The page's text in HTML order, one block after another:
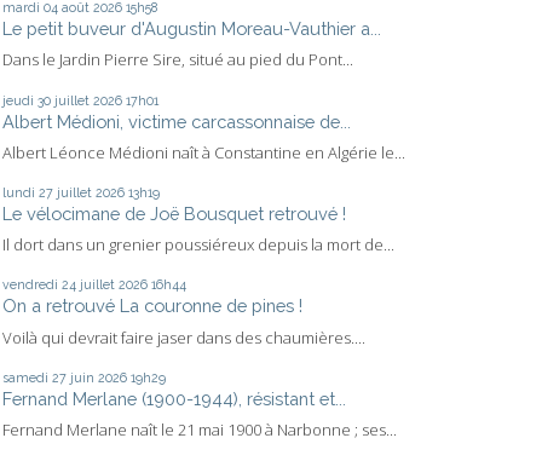
mardi 04 août 2026 15h58
Le petit buveur d'Augustin Moreau-Vauthier a...
Dans le Jardin Pierre Sire, situé au pied du Pont...
jeudi 30 juillet 2026 17h01
Albert Médioni, victime carcassonnaise de...
Albert Léonce Médioni naît à Constantine en Algérie le...
lundi 27 juillet 2026 13h19
Le vélocimane de Joë Bousquet retrouvé !
Il dort dans un grenier poussiéreux depuis la mort de...
vendredi 24 juillet 2026 16h44
On a retrouvé La couronne de pines !
Voilà qui devrait faire jaser dans des chaumières....
samedi 27 juin 2026 19h29
Fernand Merlane (1900-1944), résistant et...
Fernand Merlane naît le 21 mai 1900 à Narbonne ; ses...